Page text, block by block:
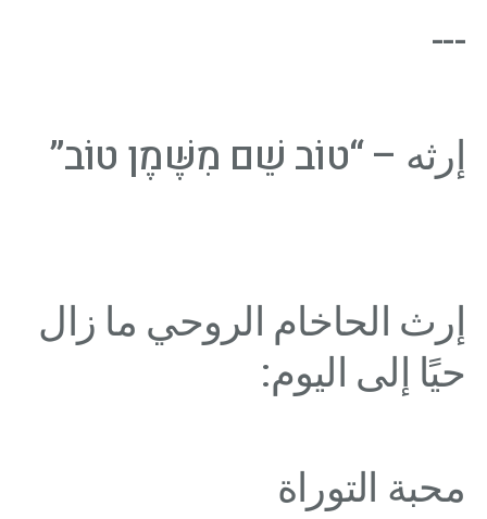
---
إرثه – “טוֹב שֵׁם מִשֶּׁמֶן טוֹב”
إرث الحاخام الروحي ما زال
حيًا إلى اليوم:
محبة التوراة